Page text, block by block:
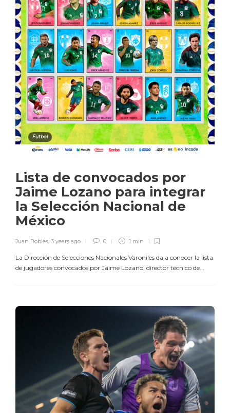
Futbol
Lista de convocados por
Jaime Lozano para integrar
la Selección Nacional de
México
Juan Robles, 3 years ago 0 1 min
La Dirección de Selecciones Nacionales Varoniles da a conocer la lista
de jugadores convocados por Jaime Lozano, director técnico de...